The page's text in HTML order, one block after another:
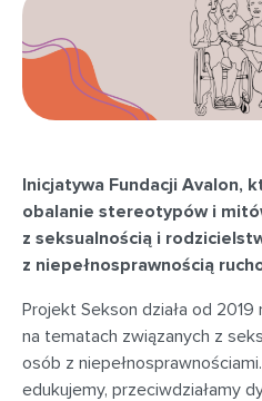
Inicjatywa Fundacji Avalon,
obalanie stereotypów i
z seksualnością i
z niepełnosprawnością
Projekt Sekson działa od 2019
na tematach związanych z
osób z
edukujemy, przeciwdziałamy